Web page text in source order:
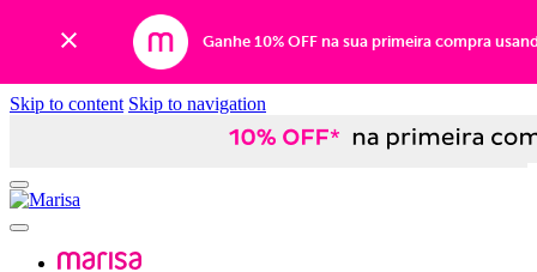
Ganhe 10% OFF na sua primeira compra
Skip to content Skip to navigation